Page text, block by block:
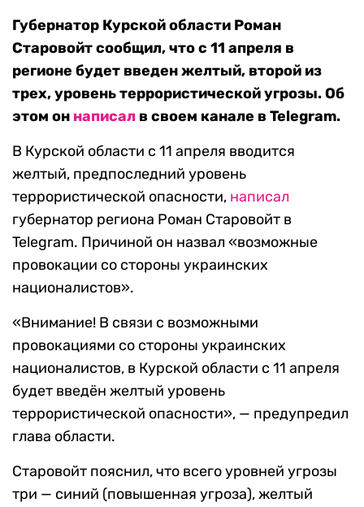
Губернатор Курской области Роман
Старовойт сообщил, что с 11 апреля в
регионе будет введен желтый, второй из
трех, уровень террористической угрозы. Об
этом он написал в своем канале в Telegram.
В Курской области с 11 апреля вводится
желтый, предпоследний уровень
террористической опасности, написал
губернатор региона Роман Старовойт в
Telegram. Причиной он назвал «возможные
провокации со стороны украинских
националистов».
«Внимание! В связи с возможными
провокациями со стороны украинских
националистов, в Курской области с 11 апреля
будет введён желтый уровень
террористической опасности», — предупредил
глава области.
Старовойт пояснил, что всего уровней угрозы
три — синий (повышенная угроза), желтый